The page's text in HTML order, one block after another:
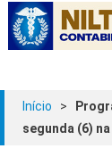
Início >
segunda (6)